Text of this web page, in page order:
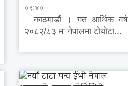
०९:४०
काठमाडौं । गत आर्थिक वर्ष
२०८२/८३ मा नेपालमा टोयोटा...